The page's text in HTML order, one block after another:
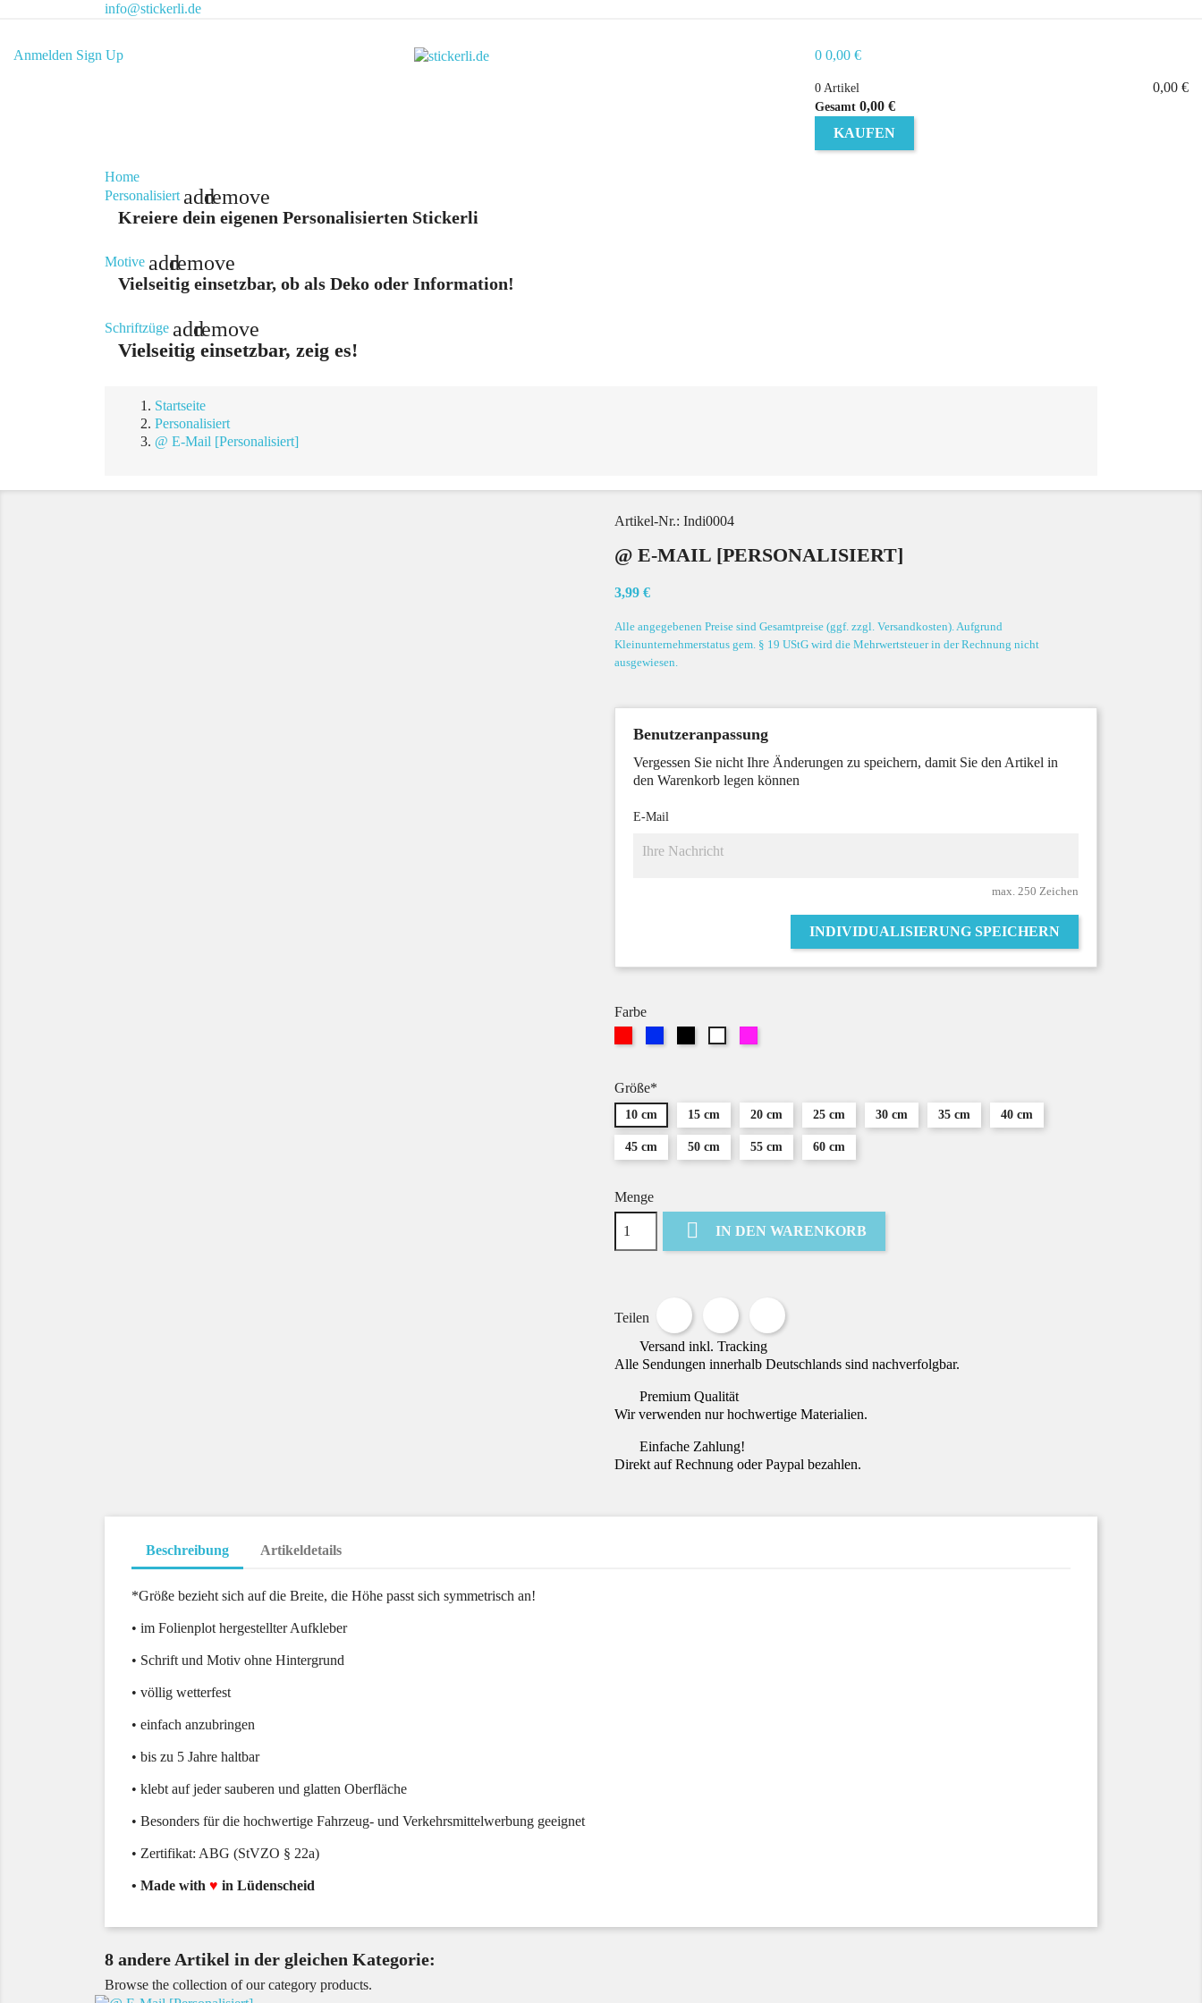
info@stickerli.de
Anmelden Sign Up 0 0,00 €
0 Artikel 0,00 €
Gesamt 0,00 €
KAUFEN
Home
Personalisiert addremove
Kreiere dein eigenen Personalisierten Stickerli
Motive addremove
Vielseitig einsetzbar, ob als Deko oder Information!
Schriftzüge addremove
Vielseitig einsetzbar, zeig es!
Startseite
Personalisiert
@ E-Mail [Personalisiert]
Artikel-Nr.: Indi0004
@ E-MAIL [PERSONALISIERT]
3,99 €
Alle angegebenen Preise sind Gesamtpreise (ggf. zzgl. Versandkosten). Aufgrund
Kleinunternehmerstatus gem. § 19 UStG wird die Mehrwertsteuer in der Rechnung nicht
ausgewiesen.
Benutzeranpassung
Vergessen Sie nicht Ihre Änderungen zu speichern, damit Sie den Artikel in
den Warenkorb legen können
E-Mail
max. 250 Zeichen
INDIVIDUALISIERUNG SPEICHERN
Farbe
Größe*
10 cm 15 cm 20 cm 25 cm 30 cm 35 cm 40 cm
45 cm 50 cm 55 cm 60 cm
Menge
 IN DEN WARENKORB
Teilen
Versand inkl. Tracking
Alle Sendungen innerhalb Deutschlands sind nachverfolgbar.
Premium Qualität
Wir verwenden nur hochwertige Materialien.
Einfache Zahlung!
Direkt auf Rechnung oder Paypal bezahlen.
Beschreibung Artikeldetails
*Größe bezieht sich auf die Breite, die Höhe passt sich symmetrisch an!
• im Folienplot hergestellter Aufkleber
• Schrift und Motiv ohne Hintergrund
• völlig wetterfest
• einfach anzubringen
• bis zu 5 Jahre haltbar
• klebt auf jeder sauberen und glatten Oberfläche
• Besonders für die hochwertige Fahrzeug- und Verkehrsmittelwerbung geeignet
• Zertifikat: ABG (StVZO § 22a)
• Made with ♥ in Lüdenscheid
8 andere Artikel in der gleichen Kategorie:
Browse the collection of our category products.